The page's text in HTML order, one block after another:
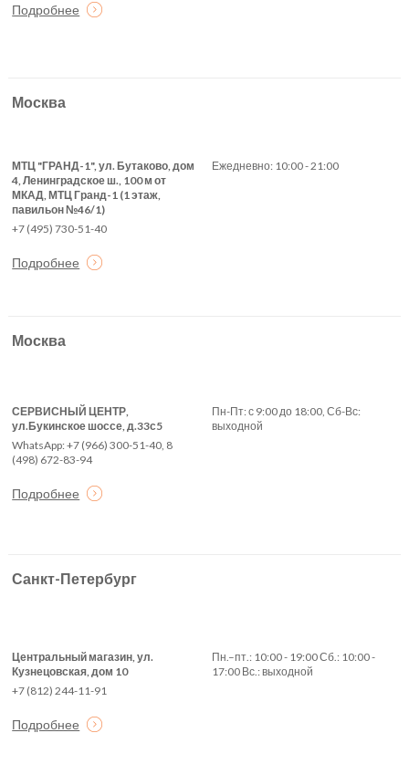
Подробнее
Москва
МТЦ "ГРАНД-1", ул. Бутаково, дом
4, Ленинградское ш., 100 м от
МКАД, МТЦ Гранд-1 (1 этаж,
павильон №46/1)
+7 (495) 730-51-40
Подробнее
Ежедневно: 10:00 - 21:00
Москва
СЕРВИСНЫЙ ЦЕНТР,
ул.Букинское шоссе, д.33с5
WhatsApp: +7 (966) 300-51-40, 8
(498) 672-83-94
Подробнее
Пн-Пт: с 9:00 до 18:00, Сб-Вс:
выходной
Санкт-Петербург
Центральный магазин, ул.
Кузнецовская, дом 10
+7 (812) 244-11-91
Подробнее
Пн.–пт.: 10:00 - 19:00 Сб.: 10:00 -
17:00 Вс.: выходной